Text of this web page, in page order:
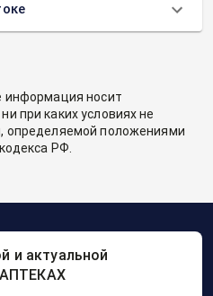
информация носит
при каких условиях не
определяемой положениями
РФ.
и актуальной